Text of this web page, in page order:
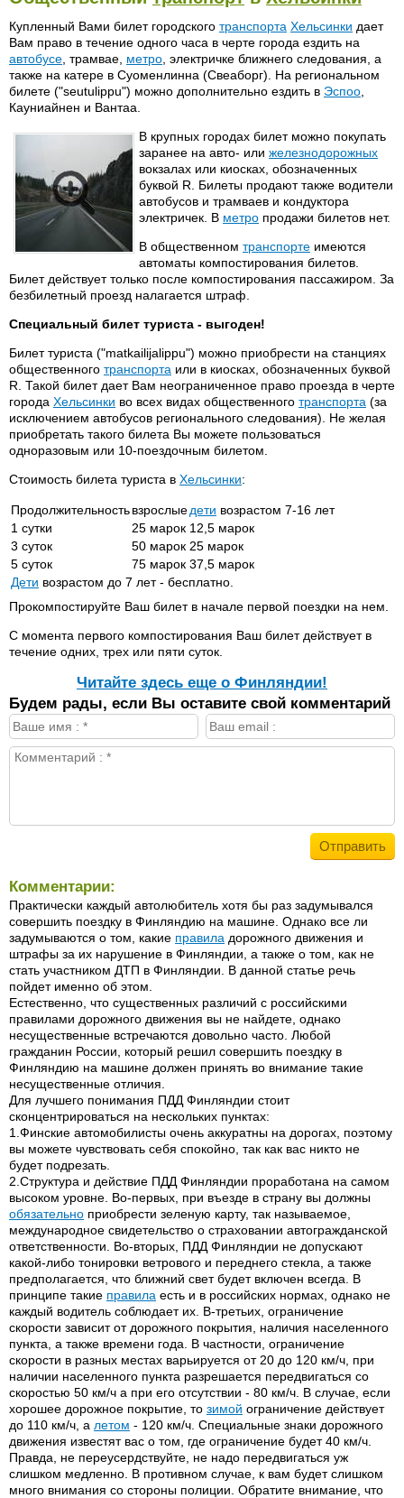
Купленный Вами билет городского транспорта Хельсинки дает
Вам право в течение одного часа в черте города ездить на
автобусе , трамвае, метро , электричке ближнего следования, а
также на катере в Суоменлинна (Свеаборг). На региональном
билете ("seutulippu") можно дополнительно ездить в Эспоо
Кауниайнен и Вантаа.
В крупных городах билет можно покупать
заранее на авто- или железнодорожных
вокзалах или киосках, обозначенных
буквой R. Билеты продают также водители
автобусов и трамваев и кондуктора
электричек. В метро продажи билетов нет.
В общественном транспорте имеются
автоматы компостирования билетов.
Билет действует только после компостирования пассажиром. За
безбилетный проезд налагается штраф.
Специальный билет туриста - выгоден!
Билет туриста ("matkailijalippu") можно приобрести на станциях
общественного транспорта или в киосках, обозначенных буквой
R. Такой билет дает Вам неограниченное право проезда в черте
города Хельсинки во всех видах общественного транспорта (за
исключением автобусов регионального следования). Не желая
приобретать такого билета Вы можете пользоваться
одноразовым или 10-поездочным билетом.
Стоимость билета туриста в Хельсинки:
Продолжительностьвзрослыедети возрастом 7-16 лет
1 сутки
25 марок 12,5 марок
3 суток
50 марок 25 марок
5 суток
75 марок 37,5 марок
Дети возрастом до 7 лет - бесплатно.
Прокомпостируйте Ваш билет в начале первой поездки на нем.
С момента первого компостирования Ваш билет действует в
течение одних, трех или пяти суток.
Читайте здесь еще о Финляндии!
Будем рады, если Вы оставите свой комментарий
Комментарии:
Практически каждый автолюбитель хотя бы раз задумывался
совершить поездку в Финляндию на машине. Однако все ли
задумываются о том, какие правила дорожного движения и
штрафы за их нарушение в Финляндии, а также о том, как не
стать участником ДТП в Финляндии. В данной статье речь
пойдет именно об этом.
Естественно, что существенных различий с российскими
правилами дорожного движения вы не найдете, однако
несущественные встречаются довольно часто. Любой
гражданин России, который решил совершить поездку в
Финляндию на машине должен принять во внимание такие
несущественные отличия.
Для лучшего понимания ПДД Финляндии стоит
сконцентрироваться на нескольких пунктах:
1.Финские автомобилисты очень аккуратны на дорогах, поэтому
вы можете чувствовать себя спокойно, так как вас никто не
будет подрезать.
2.Структура и действие ПДД Финляндии проработана на самом
высоком уровне. Во-первых, при въезде в страну вы должны
обязательно приобрести зеленую карту, так называемое,
международное свидетельство о страховании автогражданской
ответственности. Во-вторых, ПДД Финляндии не допускают
какой-либо тонировки ветрового и переднего стекла, а также
предполагается, что ближний свет будет включен всегда. В
принципе такие правила есть и в российских нормах, однако не
каждый водитель соблюдает их. В-третьих, ограничение
скорости зависит от дорожного покрытия, наличия населенного
пункта, а также времени года. В частности, ограничение
скорости в разных местах варьируется от 20 до 120 км/ч, при
наличии населенного пункта разрешается передвигаться со
скоростью 50 км/ч а при его отсутствии - 80 км/ч. В случае, если
хорошее дорожное покрытие, то зимой ограничение действует
до 110 км/ч, а летом - 120 км/ч. Специальные знаки дорожного
движения известят вас о том, где ограничение будет 40 км/ч.
Правда, не переусердствуйте, не надо передвигаться уж
слишком медленно. В противном случае, к вам будет слишком
много внимания со стороны полиции. Обратите внимание, что